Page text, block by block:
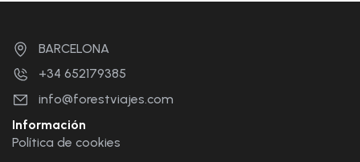
BARCELONA
+34 652179385
info@forestviajes.com
Información
Política de cookies